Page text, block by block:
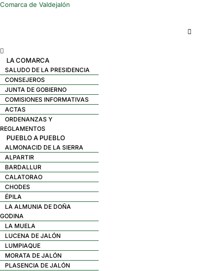
Comarca de Valdejalón
Menú
LA COMARCA
SALUDO DE LA PRESIDENCIA
CONSEJEROS
JUNTA DE GOBIERNO
COMISIONES INFORMATIVAS
ACTAS
ORDENANZAS Y
REGLAMENTOS
PUEBLO A PUEBLO
ALMONACID DE LA SIERRA
ALPARTIR
BARDALLUR
CALATORAO
CHODES
ÉPILA
LA ALMUNIA DE DOÑA
GODINA
LA MUELA
LUCENA DE JALÓN
LUMPIAQUE
MORATA DE JALÓN
PLASENCIA DE JALÓN